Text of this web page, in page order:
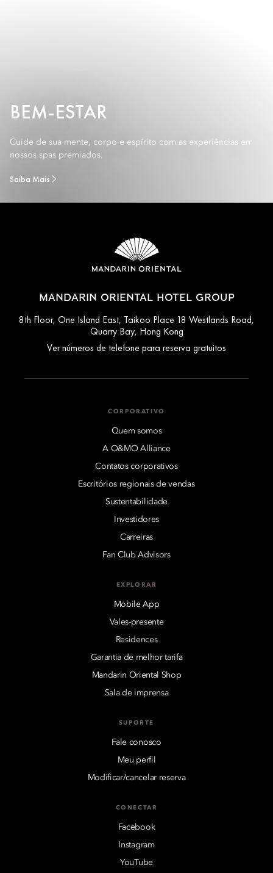
BEM-ESTAR
Cuide de sua mente, corpo e espírito com as experiências em
nossos spas premiados.
Saiba Mais
MANDARIN ORIENTAL HOTEL GROUP
8th Floor, One Island East, Taikoo Place 18 Westlands Road,
Quarry Bay, Hong Kong
Ver números de telefone para reserva gratuitos
CORPORATIVO
Quem somos
A O&MO Alliance
Contatos corporativos
Escritórios regionais de vendas
Sustentabilidade
Investidores
Carreiras
Fan Club Advisors
EXPLORAR
Mobile App
Vales-presente
Residences
Garantia de melhor tarifa
Mandarin Oriental Shop
Sala de imprensa
SUPORTE
Fale conosco
Meu perfil
Modificar/cancelar reserva
CONECTAR
Facebook
Instagram
YouTube